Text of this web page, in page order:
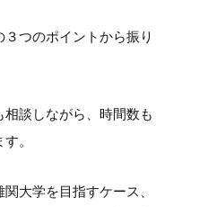
つのポイントから振り
談しながら、時間数も
。
大学を目指すケース、